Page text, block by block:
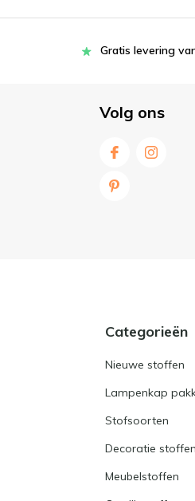
Gratis levering
Volg ons
Categorieën
Nieuwe stoffen
Lampenkap
Stofsoorten
Decoratie stoffen
Meubelstoffen